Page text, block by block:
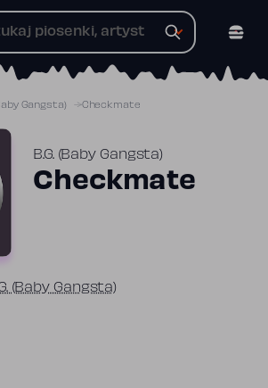
Gangsta) Checkmate
B.G. (Baby Gangsta)
Checkmate
(Baby Gangsta)